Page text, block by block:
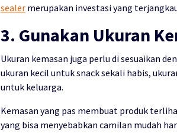
sealer merupakan investasi yang
3. Gunakan Ukuran
Ukuran kemasan juga perlu di sesuaikan
ukuran kecil untuk snack sekali habis,
untuk keluarga.
Kemasan yang pas membuat produk
yang bisa menyebabkan camilan mudah